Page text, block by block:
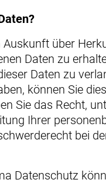
über
Daten zu
Daten zu
können Sie
Sie das Recht,
Ihrer
bei
Datenschutz